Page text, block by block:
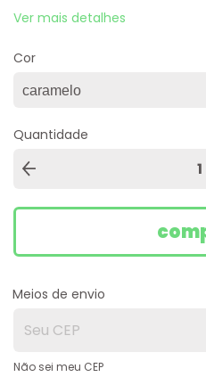
Ver mais detalhes
Cor
Quantidade
Meios de envio
Não sei meu CEP